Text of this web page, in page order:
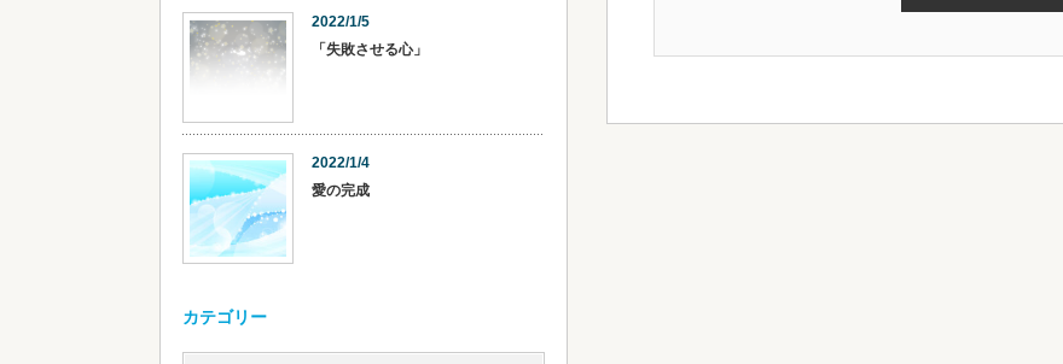
2022/1/5
「失敗させる心」
2022/1/4
愛の完成
カテゴリー